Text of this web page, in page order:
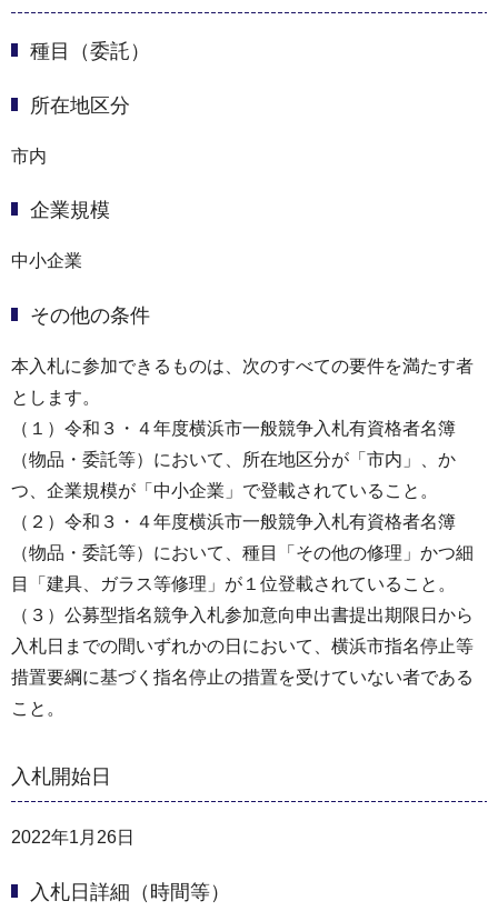
種目（委託）
所在地区分
市内
企業規模
中小企業
その他の条件
本入札に参加できるものは、次のすべての要件を満たす者
とします。
（１）令和３・４年度横浜市一般競争入札有資格者名簿
（物品・委託等）において、所在地区分が「市内」、か
つ、企業規模が「中小企業」で登載されていること。
（２）令和３・４年度横浜市一般競争入札有資格者名簿
（物品・委託等）において、種目「その他の修理」かつ細
目「建具、ガラス等修理」が１位登載されていること。
（３）公募型指名競争入札参加意向申出書提出期限日から
入札日までの間いずれかの日において、横浜市指名停止等
措置要綱に基づく指名停止の措置を受けていない者である
こと。
入札開始日
2022年1月26日
入札日詳細（時間等）